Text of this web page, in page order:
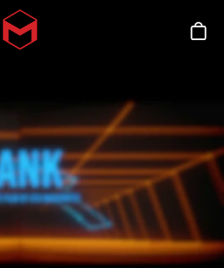
Skip to main content
シ